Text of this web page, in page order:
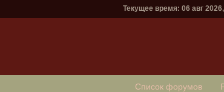
Текущее время: 06 авг
Список форумов